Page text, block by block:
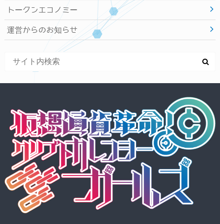
トークンエコノミー
運営からのお知らせ